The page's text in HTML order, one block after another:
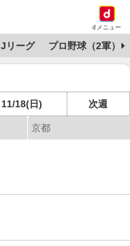
dメニュー
Jリーグ プロ野球（2軍）
11/18(日) 次週
京都